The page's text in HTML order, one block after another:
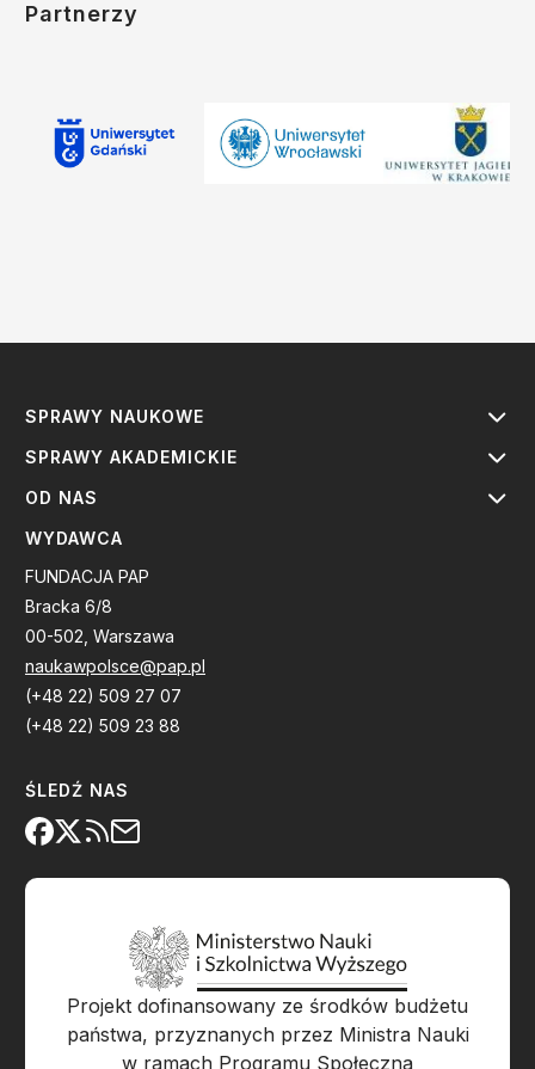
Partnerzy
SPRAWY NAUKOWE
SPRAWY AKADEMICKIE
OD NAS
WYDAWCA
FUNDACJA PAP
Bracka 6/8
00-502, Warszawa
naukawpolsce@pap.pl
(+48 22) 509 27 07
(+48 22) 509 23 88
ŚLEDŹ NAS
Projekt dofinansowany ze środków budżetu
państwa, przyznanych przez Ministra Nauki
w ramach Programu Społeczna